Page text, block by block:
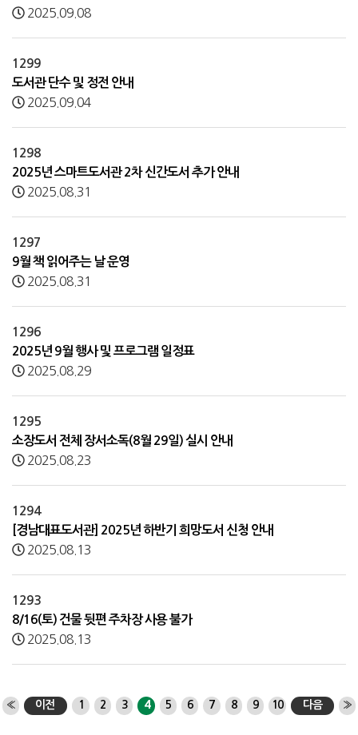
2025.09.08
1299
도서관 단수 및 정전 안내
2025.09.04
1298
2025년 스마트도서관 2차 신간도서 추가 안내
2025.08.31
1297
9월 책 읽어주는 날 운영
2025.08.31
1296
2025년 9월 행사 및 프로그램 일정표
2025.08.29
1295
소장도서 전체 장서소독(8월 29일) 실시 안내
2025.08.23
1294
[경남대표도서관] 2025년 하반기 희망도서 신청 안내
2025.08.13
1293
8/16(토) 건물 뒷편 주차장 사용 불가
2025.08.13
« 이전 1 2 3 4 5 6 7 8 9 10 다음 »